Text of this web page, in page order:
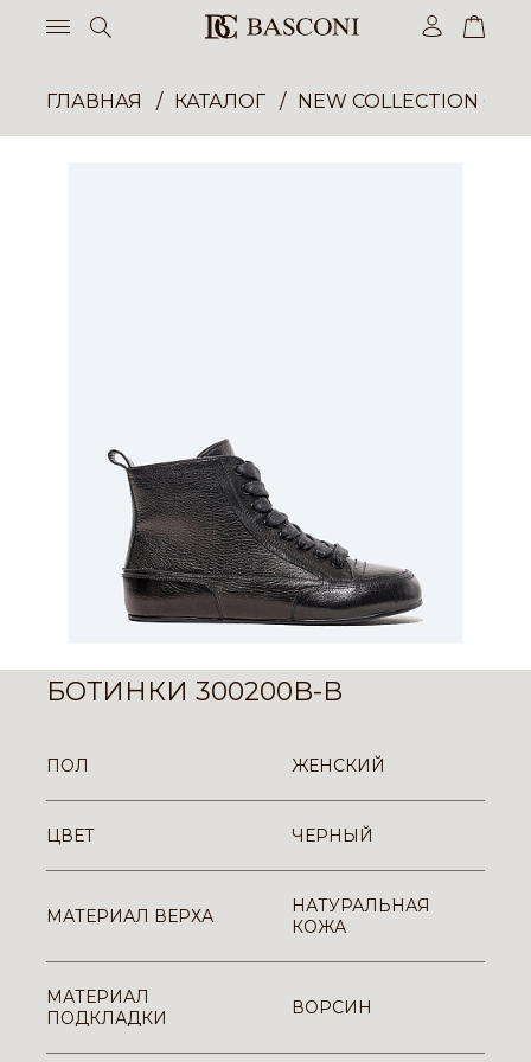
ГЛАВНАЯ КАТАЛОГ NEW COLLECTION
БОТИНКИ 300200B-B
ПОЛ ЖЕНСКИЙ
ЦВЕТ ЧЕРНЫЙ
МАТЕРИАЛ ВЕРХА
НАТУРАЛЬНАЯ
КОЖА
МАТЕРИАЛ
ПОДКЛАДКИ
ВОРСИН